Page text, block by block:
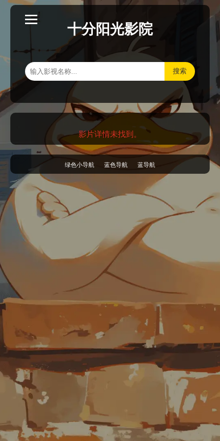
十分阳光影院
搜索
影片详情未找到。
绿色小导航 蓝色导航 蓝导航